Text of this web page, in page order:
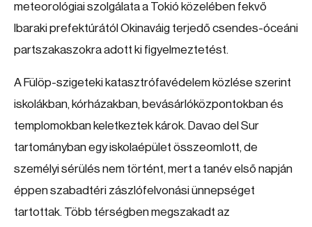
meteorológiai szolgálata a Tokió közelében fekvő
Ibaraki prefektúrától Okinaváig terjedő csendes-óceáni
partszakaszokra adott ki figyelmeztetést.
A Fülöp-szigeteki katasztrófavédelem közlése szerint
iskolákban, kórházakban, bevásárlóközpontokban és
templomokban keletkeztek károk. Davao del Sur
tartományban egy iskolaépület összeomlott, de
személyi sérülés nem történt, mert a tanév első napján
éppen szabadtéri zászlófelvonási ünnepséget
tartottak. Több térségben megszakadt az